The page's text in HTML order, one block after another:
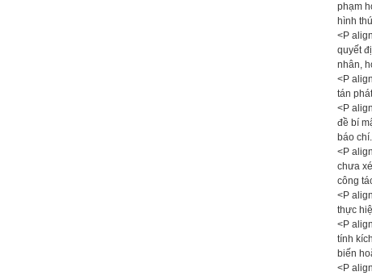
phạm
hình
<P
quyết
nhân,
<P
tán
<P
đề bí
báo
<P
chưa
công
<P
thực
<P
tính
biến
<P